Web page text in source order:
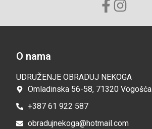
O nama
UDRUŽENJE OBRADUJ NEKOGA
Omladinska 56-58, 71320 Vogošća
+387 61 922 587
obradujnekoga@hotmail.com